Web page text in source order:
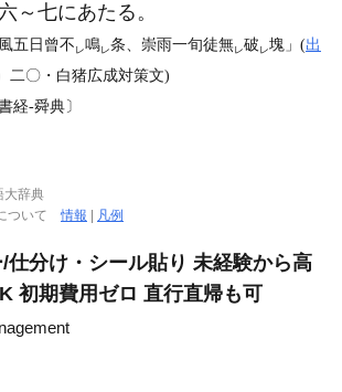
～七にあたる。
五日曾不レ鳴レ条、崇雨一旬徒無レ破 レ塊」(出
）二〇・白猪広成対策文)
経‐舜典〕
大辞典
について情報 凡例
仕分け・シール貼り 未経験から高
初期費用ゼロ 直行直帰も可